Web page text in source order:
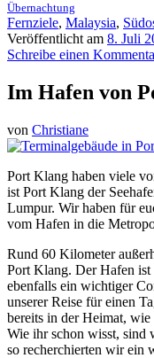
Übernachtung
Fernziele, Malaysia,
Veröffentlicht am 8. Juli
Schreibe einen
Im Hafen von
von Christiane
Port Klang haben viele
ist Port Klang der
Lumpur. Wir haben für
vom Hafen in die
Rund 60 Kilometer
Port Klang. Der Hafen ist
ebenfalls ein wichtiger
unserer Reise für einen
bereits in der Heimat,
Wie ihr schon wisst, sind
so recherchierten wir ein